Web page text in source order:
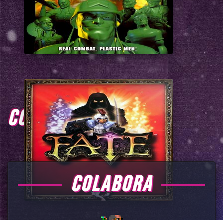
COMENTARIOS
COLABORA